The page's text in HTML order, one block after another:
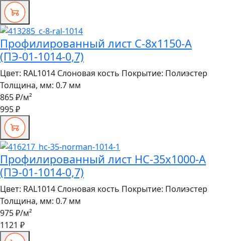
Профилированный лист С-8x1150-A
(ПЭ-01-1014-0,7)
Цвет: RAL1014 Слоновая кость Покрытие: Полиэстер
Толщина, мм: 0.7 мм
865 ₽/м²
995 ₽
Профилированный лист НС-35x1000-A
(ПЭ-01-1014-0,7)
Цвет: RAL1014 Слоновая кость Покрытие: Полиэстер
Толщина, мм: 0.7 мм
975 ₽/м²
1121 ₽